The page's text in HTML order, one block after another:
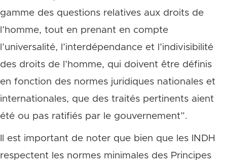
gamme des questions relatives aux droits de
l’homme, tout en prenant en compte
l’universalité, l’interdépendance et l’indivisibilité
des droits de l’homme, qui doivent être définis
en fonction des normes juridiques nationales et
internationales, que des traités pertinents aient
été ou pas ratifiés par le gouvernement”.
Il est important de noter que bien que les INDH
respectent les normes minimales des Principes